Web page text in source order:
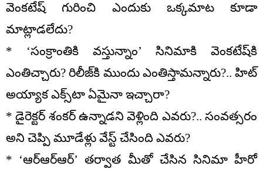
వెంకటేష్ గురించి ఎందుకు ఒక్కమాట కూడా
మాట్లాడలేదు?
* ‘సంక్రాంతికి వస్తున్నాం’ సినిమాకి వెంకటేష్‌కి
ఎంతిచ్చారు? రిలీజ్‌కి ముందు ఎంతిస్తామన్నారు?.. హిట్
అయ్యాక ఎక్స్‌టా ఏమైనా ఇచ్చారా?
* డైరెక్టర్ శంకర్ ఉన్నాడని వెళ్లింది ఎవరు?.. సంవత్సరం
అని చెప్పి మూడేళ్లు వేస్ట్ చేసింది ఎవరు?
* ‘ఆర్ఆర్ఆర్’ తర్వాత మీతో చేసిన సినిమా హీరో